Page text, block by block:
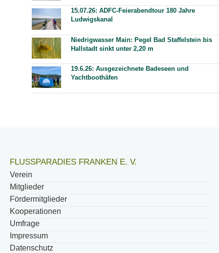
15.07.26: ADFC-Feierabendtour 180 Jahre
Ludwigskanal
Niedrigwasser Main: Pegel Bad Staffelstein bis
Hallstadt sinkt unter 2,20 m
19.6.26: Ausgezeichnete Badeseen und
Yachtboothäfen
FLUSSPARADIES FRANKEN E. V.
Verein
Mitglieder
Fördermitglieder
Kooperationen
Umfrage
Impressum
Datenschutz